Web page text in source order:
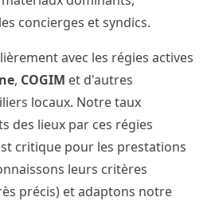
concierges et syndics.
avec les régies actives
, COGIM et d'autres
locaux. Notre taux
des lieux par ces régies
critique pour les prestations
leurs critères
précis) et adaptons notre